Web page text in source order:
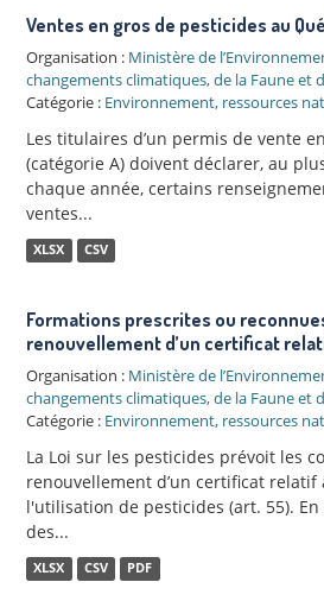
Ventes en gros de pesticides au
Organisation : Ministère de
changements climatiques, de la Faune et
Catégorie : Environnement, ressources
Les titulaires d’un permis de vente
(catégorie A) doivent déclarer, au
chaque année, certains
ventes...
XLSX CSV
Formations prescrites ou
renouvellement d’un certificat
Organisation : Ministère de
changements climatiques, de la Faune et
Catégorie : Environnement, ressources
La Loi sur les pesticides prévoit les
renouvellement d’un certificat relatif
l'utilisation de pesticides (art. 55).
des...
XLSX CSV PDF